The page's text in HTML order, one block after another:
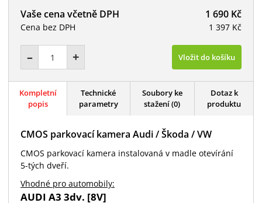
Vaše cena včetně DPH 1 690 Kč
Cena bez DPH 1 397 Kč
– + Vložit do košíku
Kompletní
popis
Technické
parametry
Soubory ke
stažení (0)
Dotaz k
produktu
CMOS parkovací kamera Audi / Škoda / VW
CMOS parkovací kamera instalovaná v madle otevírání
5-tých dveří.
Vhodné pro automobily:
AUDI A3 3dv. [8V]